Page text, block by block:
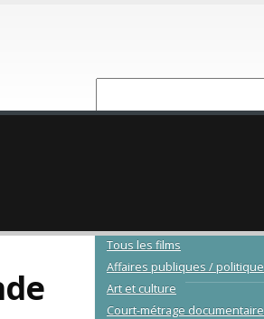
Tous les films
Affaires publiques / politique
Art et culture
Court-métrage documentaire